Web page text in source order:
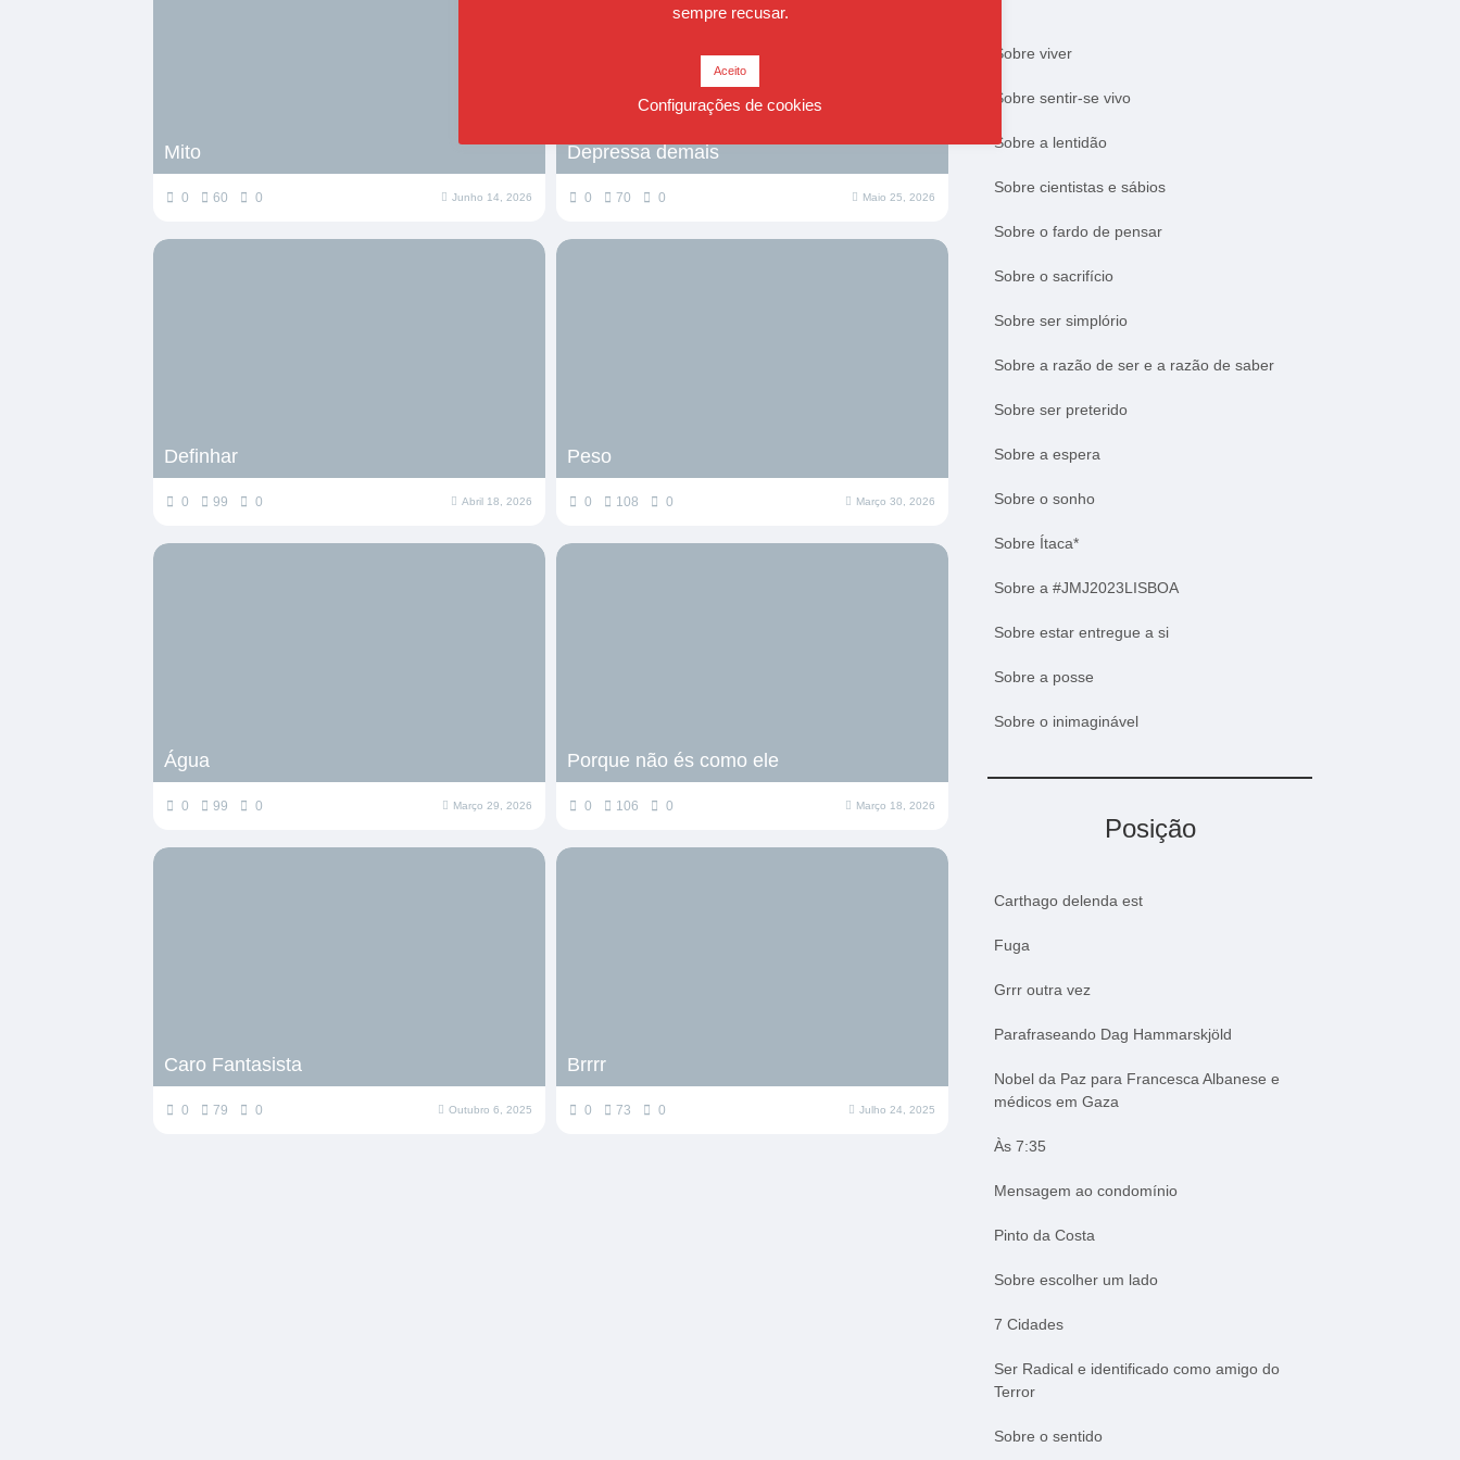
Mito
0 60 0 Junho 14, 2026
Depressa demais
0 70 0 Maio 25, 2026
Definhar
0 99 0 Abril 18, 2026
Peso
0 108 0 Março 30, 2026
Água
0 99 0 Março 29, 2026
Porque não és como ele
0 106 0 Março 18, 2026
Caro Fantasista
0 79 0 Outubro 6, 2025
Brrrr
0 73 0 Julho 24, 2025
Sobre viver
Sobre sentir-se vivo
Sobre a lentidão
Sobre cientistas e sábios
Sobre o fardo de pensar
Sobre o sacrifício
Sobre ser simplório
Sobre a razão de ser e a razão de saber
Sobre ser preterido
Sobre a espera
Sobre o sonho
Sobre Ítaca*
Sobre a #JMJ2023LISBOA
Sobre estar entregue a si
Sobre a posse
Sobre o inimaginável
Posição
Carthago delenda est
Fuga
Grrr outra vez
Parafraseando Dag Hammarskjöld
Nobel da Paz para Francesca Albanese e
médicos em Gaza
Às 7:35
Mensagem ao condomínio
Pinto da Costa
Sobre escolher um lado
7 Cidades
Ser Radical e identificado como amigo do
Terror
Sobre o sentido
sempre recusar.
Aceito
Configurações de cookies